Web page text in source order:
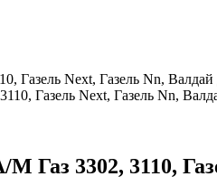
Газель Next, Газель Nn,
3302, 3110,